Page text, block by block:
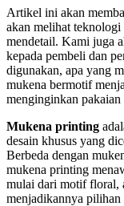
Artikel ini akan
akan melihat
mendetail. Kami juga
kepada pembeli dan
digunakan, apa yang
mukena bermotif
menginginkan
Mukena printing
desain khusus yang
Berbeda dengan
mukena printing
mulai dari motif floral,
menjadikannya pilihan